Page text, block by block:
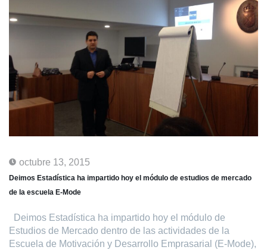
octubre 13, 2015
Deimos Estadística ha impartido hoy el módulo de estudios de mercado
de la escuela E-Mode
Deimos Estadística ha impartido hoy el módulo de
Estudios de Mercado dentro de las actividades de la
Escuela de Motivación y Desarrollo Emprasarial (E-Mode),